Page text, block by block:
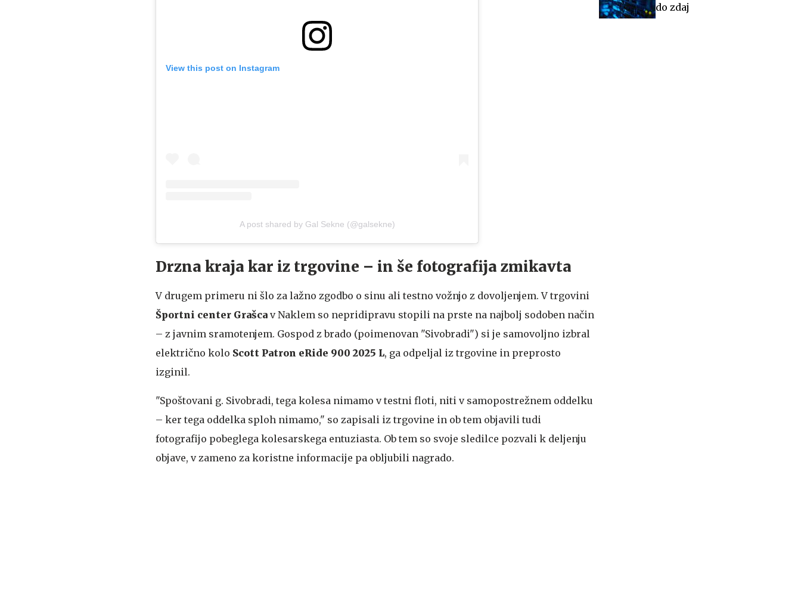
View this post on Instagram
A post shared by Gal Sekne (@galsekne)
Drzna kraja kar iz trgovine – in še fotografija zmikavta
V drugem primeru ni šlo za lažno zgodbo o sinu ali testno vožnjo z dovoljenjem. V trgovini
Športni center Grašca v Naklem so nepridipravu stopili na prste na najbolj sodoben način
– z javnim sramotenjem. Gospod z brado (poimenovan "Sivobradi") si je samovoljno izbral
električno kolo Scott Patron eRide 900 2025 L, ga odpeljal iz trgovine in preprosto
izginil.
"Spoštovani g. Sivobradi, tega kolesa nimamo v testni floti, niti v samopostrežnem oddelku
– ker tega oddelka sploh nimamo," so zapisali iz trgovine in ob tem objavili tudi
fotografijo pobeglega kolesarskega entuziasta. Ob tem so svoje sledilce pozvali k deljenju
objave, v zameno za koristne informacije pa obljubili nagrado.
do zdaj